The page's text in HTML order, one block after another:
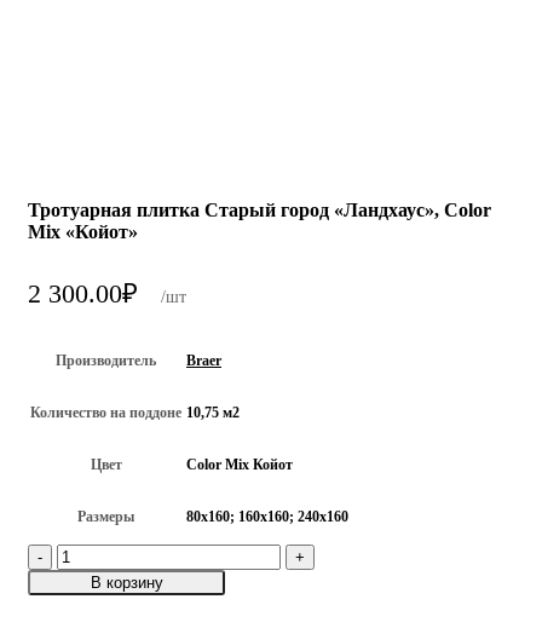
Тротуарная плитка Старый город «Ландхаус», Color
Mix «Койот»
2 300.00₽ /шт
Производитель Braer
Количество на поддоне 10,75 м2
Цвет Color Mix Койот
Размеры 80х160; 160х160; 240х160
Количество
товара
Тротуарная
В корзину